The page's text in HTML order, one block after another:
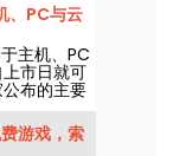
PC与云
主机、PC
市日就可
布的主要
游戏，索